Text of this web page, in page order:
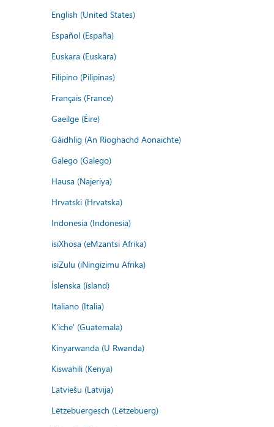
English (United States)
Español (España)
Euskara (Euskara)
Filipino (Pilipinas)
Français (France)
Gaeilge (Éire)
Gàidhlig (An Rìoghachd Aonaichte)
Galego (Galego)
Hausa (Najeriya)
Hrvatski (Hrvatska)
Indonesia (Indonesia)
isiXhosa (eMzantsi Afrika)
isiZulu (iNingizimu Afrika)
Íslenska (ísland)
Italiano (Italia)
K'iche' (Guatemala)
Kinyarwanda (U Rwanda)
Kiswahili (Kenya)
Latviešu (Latvija)
Lëtzebuergesch (Lëtzebuerg)